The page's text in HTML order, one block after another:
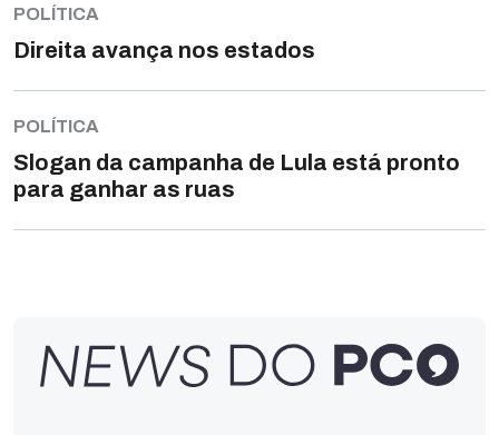
POLÍTICA
Direita avança nos estados
POLÍTICA
Slogan da campanha de Lula está pronto
para ganhar as ruas